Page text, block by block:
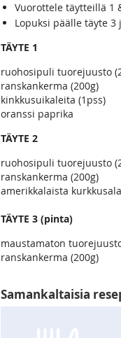
Vuorottele täytteillä 1
Lopuksi päälle täyte
TÄYTE 1
ruohosipuli tuorejuusto
ranskankerma (200g)
kinkkusuikaleita (1pss)
oranssi paprika
TÄYTE 2
ruohosipuli tuorejuusto
ranskankerma (200g)
amerikkalaista
TÄYTE 3 (pinta)
maustamaton
ranskankerma (200g)
Samankaltaisia